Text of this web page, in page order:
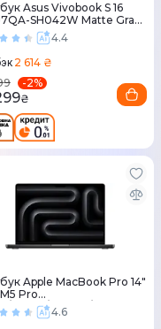
Asus Vivobook S 16
SH042W Matte Gray
M002X0)
4.4
2 614 ₴
-2%
₴
Apple MacBook Pro 14"
Pro
16GPU/24RAM/2TB
Black (MJLW4) 2026
4.6